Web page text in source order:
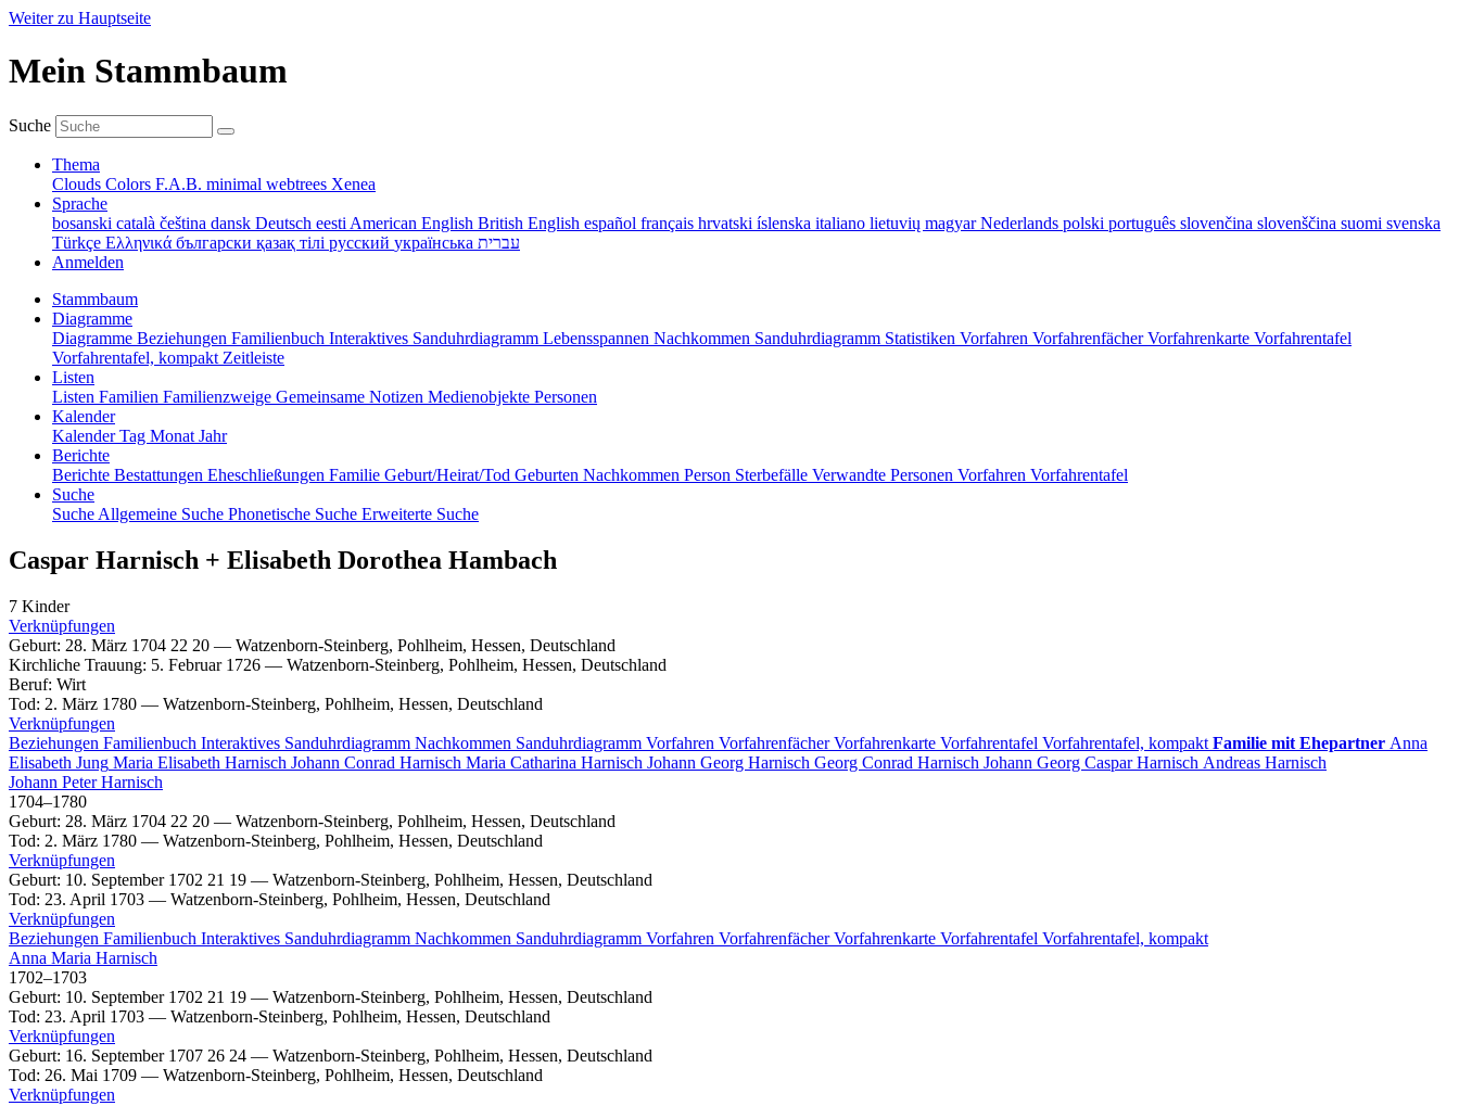
Weiter zu Hauptseite
Mein Stammbaum
Suche
Thema
Clouds Colors F.A.B. minimal webtrees Xenea
Sprache
bosanski català čeština dansk Deutsch eesti American English British English español français hrvatski íslenska italiano lietuvių magyarNederlands polski português slovenčina slovenščina suomi svenska
Türkçe Ελληνικά български қазақ тілі русский українська עברית
Anmelden
Stammbaum
Diagramme
Diagramme Beziehungen Familienbuch Interaktives Sanduhrdiagramm Lebensspannen Nachkommen Sanduhrdiagramm Statistiken Vorfahren VorfahrenfächerVorfahrenkarte Vorfahrentafel
Vorfahrentafel, kompakt Zeitleiste
Listen
Listen Familien Familienzweige Gemeinsame Notizen Medienobjekte Personen
Kalender
KalenderTag Monat Jahr
Berichte
Berichte Bestattungen Eheschließungen Familie Geburt/Heirat/Tod Geburten Nachkommen Person Sterbefälle Verwandte Personen Vorfahren Vorfahrentafel
Suche
Suche Allgemeine Suche Phonetische Suche Erweiterte Suche
Caspar Harnisch + Elisabeth Dorothea Hambach
7 Kinder
Verknüpfungen
Geburt: 28. März 1704 22 20 — Watzenborn-Steinberg, Pohlheim, Hessen, Deutschland
Kirchliche Trauung: 5. Februar 1726 — Watzenborn-Steinberg, Pohlheim, Hessen, Deutschland
Beruf: Wirt
Tod: 2. März 1780 — Watzenborn-Steinberg, Pohlheim, Hessen, Deutschland
Verknüpfungen
Beziehungen Familienbuch Interaktives Sanduhrdiagramm Nachkommen Sanduhrdiagramm Vorfahren VorfahrenfächerVorfahrenkarte Vorfahrentafel Vorfahrentafel, kompakt Familie mit Ehepartner Anna
Elisabeth Jung Maria Elisabeth Harnisch Johann Conrad Harnisch Maria Catharina Harnisch Johann Georg Harnisch Georg Conrad Harnisch Johann Georg CasparHarnisch Andreas Harnisch
Johann PeterHarnisch
1704–1780
Geburt: 28. März 1704 22 20 — Watzenborn-Steinberg, Pohlheim, Hessen, Deutschland
Tod: 2. März 1780 — Watzenborn-Steinberg, Pohlheim, Hessen, Deutschland
Verknüpfungen
Geburt: 10. September 1702 21 19 — Watzenborn-Steinberg, Pohlheim, Hessen, Deutschland
Tod: 23. April 1703 — Watzenborn-Steinberg, Pohlheim, Hessen, Deutschland
Verknüpfungen
Beziehungen Familienbuch Interaktives Sanduhrdiagramm Nachkommen Sanduhrdiagramm Vorfahren VorfahrenfächerVorfahrenkarte Vorfahrentafel Vorfahrentafel, kompakt
Anna Maria Harnisch
1702–1703
Geburt: 10. September 1702 21 19 — Watzenborn-Steinberg, Pohlheim, Hessen, Deutschland
Tod: 23. April 1703 — Watzenborn-Steinberg, Pohlheim, Hessen, Deutschland
Verknüpfungen
Geburt: 16. September 1707 26 24 — Watzenborn-Steinberg, Pohlheim, Hessen, Deutschland
Tod: 26. Mai 1709 — Watzenborn-Steinberg, Pohlheim, Hessen, Deutschland
Verknüpfungen